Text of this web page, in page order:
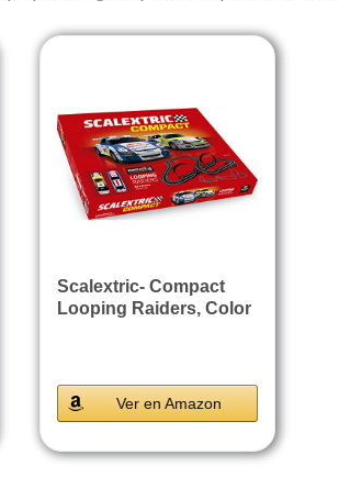
Scalextric- Compact
Looping Raiders, Color
Ver en Amazon